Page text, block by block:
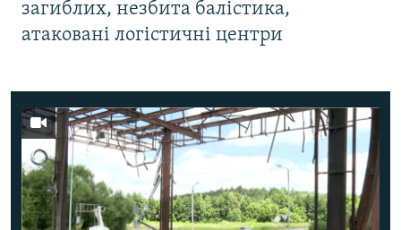
загиблих, незбита балістика,
атаковані логістичні центри